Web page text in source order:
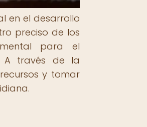
en el desarrollo
preciso de los
para el
A través de la
y tomar